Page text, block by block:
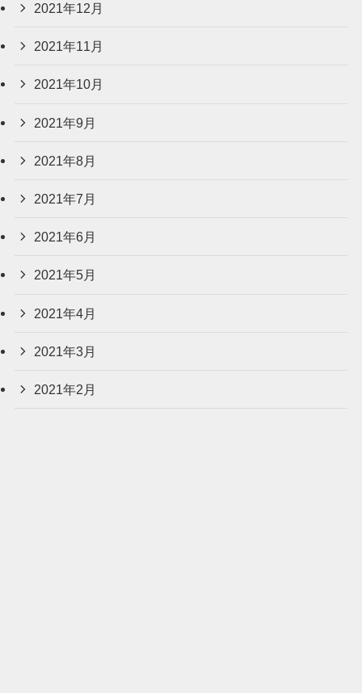
2021年12月
2021年11月
2021年10月
2021年9月
2021年8月
2021年7月
2021年6月
2021年5月
2021年4月
2021年3月
2021年2月